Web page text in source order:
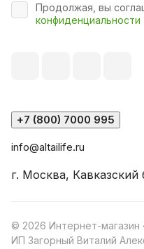
Продолжая, вы
конфиденциальности
+7 (800) 7000 995
info@altailife.ru
г. Москва, Кавказский
© 2026 Интернет-магазин
ИП Загорный Виталий